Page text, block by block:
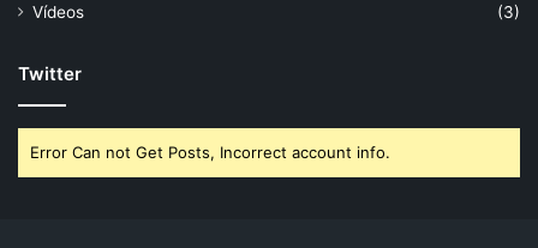
Vídeos
(3)
Twitter
Error Can not Get Posts, Incorrect account info.